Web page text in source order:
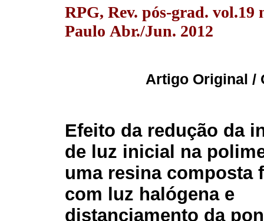
RPG, Rev. pós-grad. vol.19
Paulo Abr./Jun. 2012
Artigo Original /
Efeito da redução da
de luz inicial na
uma resina composta
com luz halógena e
distanciamento da